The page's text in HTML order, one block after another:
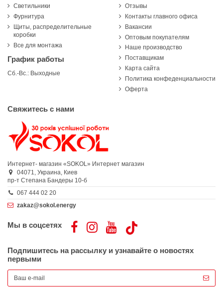
Светильники
Фурнитура
Щиты, распределительные
коробки
Все для монтажа
График работы
Сб.-Вс.: Выходные
Отзывы
Контакты главного офиса
Вакансии
Оптовым покупателям
Наше производство
Поставщикам
Карта сайта
Политика конфеденциальности
Оферта
Свяжитесь с нами
Интернет- магазин «SOKOL» Интернет магазин
04071, Украина, Киев
пр-т Степана Бандеры 10-б
067 444 02 20
zakaz@sokol.energy
Мы в соцсетях
Подпишитесь на рассылку и узнавайте о новостях
первыми